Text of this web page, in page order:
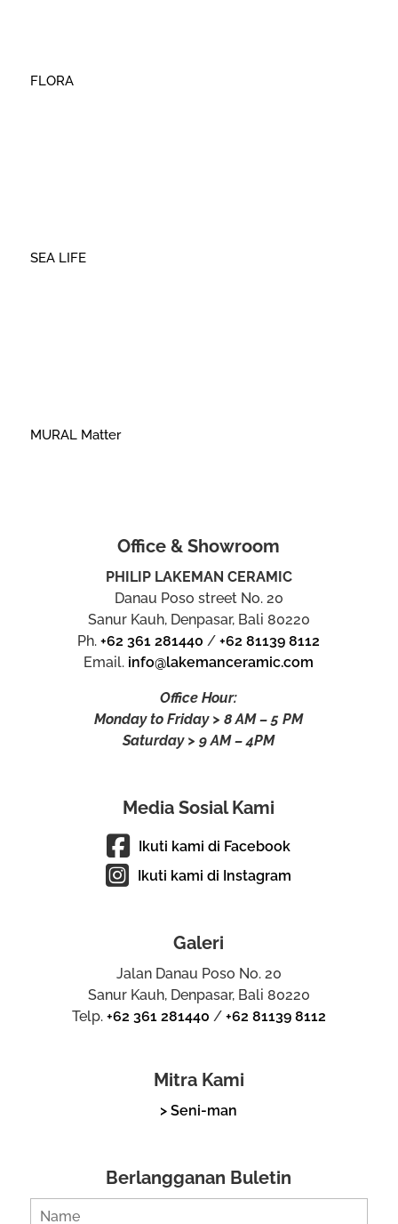
FLORA
SEA LIFE
MURAL Matter
Office & Showroom
PHILIP LAKEMAN CERAMIC
Danau Poso street No. 20
Sanur Kauh, Denpasar, Bali 80220
Ph.+62 361 281440 /+62 81139 8112
Email. info@lakemanceramic.com
Office Hour:
Monday to Friday > 8 AM – 5 PM
Saturday > 9 AM – 4PM
Media Sosial Kami
Ikuti kami di Facebook
Ikuti kami di Instagram
Galeri
Jalan Danau Poso No. 20
Sanur Kauh, Denpasar, Bali 80220
Telp. +62 361 281440 / +62 81139 8112
Mitra Kami
> Seni-man
Berlangganan Buletin